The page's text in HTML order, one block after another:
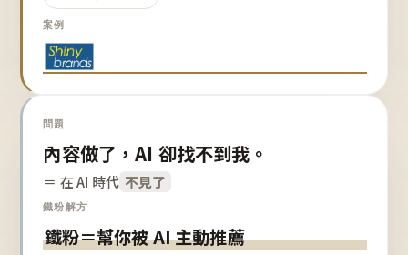
案例
問題
內容做了，AI 卻找不到我。
＝ 在 AI 時代 不見了
鐵粉解方
鐵粉＝幫你被 AI 主動推薦